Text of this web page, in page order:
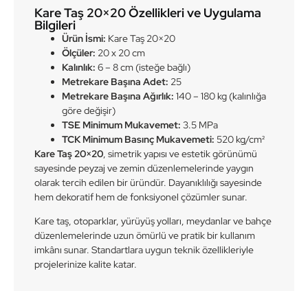
Kare Taş 20×20 Özellikleri ve Uygulama
Bilgileri
Ürün İsmi: Kare Taş 20×20
Ölçüler: 20 x 20 cm
Kalınlık: 6 – 8 cm (isteğe bağlı)
Metrekare Başına Adet: 25
Metrekare Başına Ağırlık: 140 – 180 kg (kalınlığa
göre değişir)
TSE Minimum Mukavemet: 3.5 MPa
TCK Minimum Basınç Mukavemeti: 520 kg/cm²
Kare Taş 20×20, simetrik yapısı ve estetik görünümü
sayesinde peyzaj ve zemin düzenlemelerinde yaygın
olarak tercih edilen bir üründür. Dayanıklılığı sayesinde
hem dekoratif hem de fonksiyonel çözümler sunar.
Kare taş, otoparklar, yürüyüş yolları, meydanlar ve bahçe
düzenlemelerinde uzun ömürlü ve pratik bir kullanım
imkânı sunar. Standartlara uygun teknik özellikleriyle
projelerinize kalite katar.